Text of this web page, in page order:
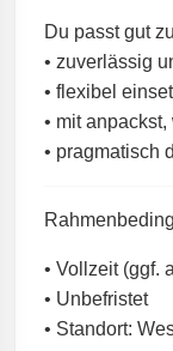
Du passt gut
• zuverlässig
• flexibel
• mit
• pragmatisch
• Vollzeit (ggf.
• Unbefristet
• Standort: